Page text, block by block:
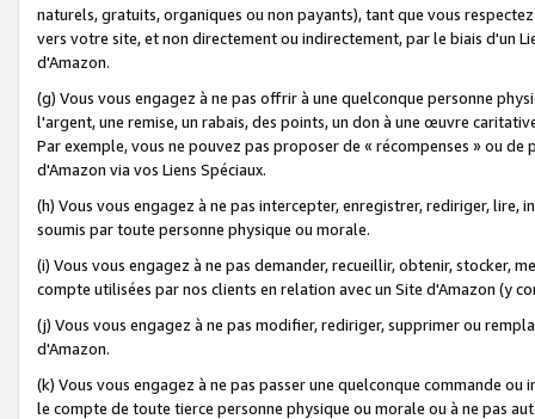
naturels, gratuits, organiques ou non payants), tant que vous
vers votre site, et non directement ou indirectement, par le biais d'un
d'Amazon.
(g) Vous vous engagez à ne pas offrir à une quelconque personne
l'argent, une remise, un rabais, des points, un don à une œuvre
Par exemple, vous ne pouvez pas proposer de « récompenses » ou
d'Amazon via vos Liens Spéciaux.
(h) Vous vous engagez à ne pas intercepter, enregistrer, rediriger,
soumis par toute personne physique ou morale.
(i) Vous vous engagez à ne pas demander, recueillir, obtenir, stocker,
compte utilisées par nos clients en relation avec un Site d'Amazon (y
(j) Vous vous engagez à ne pas modifier, rediriger, supprimer ou
d'Amazon.
(k) Vous vous engagez à ne pas passer une quelconque commande
le compte de toute tierce personne physique ou morale ou à ne pas